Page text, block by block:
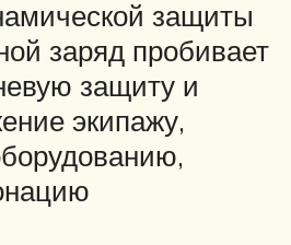
защиты
заряд пробивает
защиту и
экипажу,